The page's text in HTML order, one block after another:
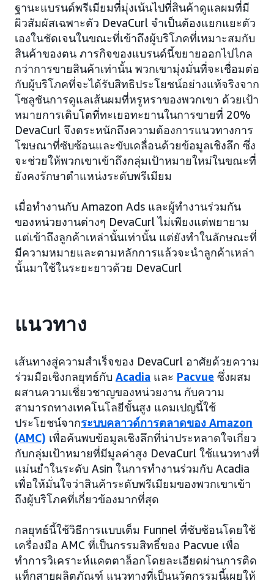
ฐานะแบรนด์พรีเมียมที่มุ่งเน้นไปที่สินค้าดูแลผมที่มี
ผิวสัมผัสเฉพาะตัว DevaCurl จำเป็นต้องแยกแยะตัว
เองในชัดเจนในขณะที่เข้าถึงผู้บริโภคที่เหมาะสมกับ
สินค้าของตน ภารกิจของแบรนด์นี้ขยายออกไปไกล
กว่าการขายสินค้าเท่านั้น พวกเขามุ่งมั่นที่จะเชื่อมต่อ
กับผู้บริโภคที่จะได้รับสิทธิประโยชน์อย่างแท้จริงจาก
โซลูชันการดูแลเส้นผมที่หรูหราของพวกเขา ด้วยเป้า
หมายการเติบโตที่ทะเยอทะยานในการขายที่ 20%
DevaCurl จึงตระหนักถึงความต้องการแนวทางการ
โฆษณาที่ซับซ้อนและขับเคลื่อนด้วยข้อมูลเชิงลึก ซึ่ง
จะช่วยให้พวกเขาเข้าถึงกลุ่มเป้าหมายใหม่ในขณะที่
ยังคงรักษาตำแหน่งระดับพรีเมียม
เมื่อทำงานกับ Amazon Ads และผู้ทำงานร่วมกัน
ของหน่วยงานต่างๆ DevaCurl ไม่เพียงแต่พยายาม
แต่เข้าถึงลูกค้าเหล่านั้นเท่านั้น แต่ยังทำในลักษณะที่
มีความหมายและตามหลักการแล้วจะนำลูกค้าเหล่า
นั้นมาใช้ในระยะยาวด้วย DevaCurl
แนวทาง
เส้นทางสู่ความสำเร็จของ DevaCurl อาศัยด้วยความ
ร่วมมือเชิงกลยุทธ์กับ Acadia และ Pacvue ซึ่งผสม
ผสานความเชี่ยวชาญของหน่วยงาน กับความ
สามารถทางเทคโนโลยีขั้นสูง แคมเปญนี้ใช้
ประโยชน์จากระบบคลาวด์การตลาดของ Amazon
(AMC) เพื่อค้นพบข้อมูลเชิงลึกที่น่าประหลาดใจเกี่ยว
กับกลุ่มเป้าหมายที่มีมูลค่าสูง DevaCurl ใช้แนวทางที่
แม่นยำในระดับ Asin ในการทำงานร่วมกับ Acadia
เพื่อให้มั่นใจว่าสินค้าระดับพรีเมียมของพวกเขาเข้า
ถึงผู้บริโภคที่เกี่ยวข้องมากที่สุด
กลยุทธ์นี้ใช้วิธีการแบบเต็ม Funnel ที่ซับซ้อนโดยใช้
เครื่องมือ AMC ที่เป็นกรรมสิทธิ์ของ Pacvue เพื่อ
ทำการวิเคราะห์แคตตาล็อกโดยละเอียดผ่านการติด
แท็กสายผลิตภัณฑ์ แนวทางที่เป็นนวัตกรรมนี้เผยให้